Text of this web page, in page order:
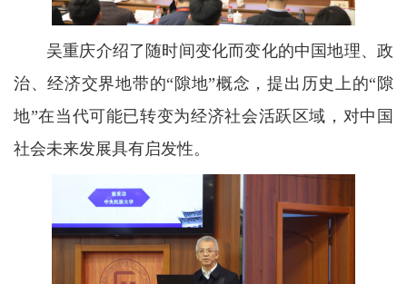
吴重庆介绍了随时间变化而变化的中国地理、政
治、经济交界地带的“隙地”概念，提出历史上的“隙
地”在当代可能已转变为经济社会活跃区域，对中国
社会未来发展具有启发性。